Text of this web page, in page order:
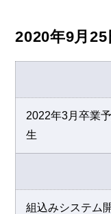
2020年9月25
2022年3月卒業
生
組込みシステム